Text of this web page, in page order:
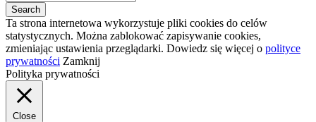
Ta strona internetowa wykorzystuje pliki cookies do celów
statystycznych. Można zablokować zapisywanie cookies,
zmieniając ustawienia przeglądarki. Dowiedz się więcej o polityce
prywatności Zamknij
Polityka prywatności
Close